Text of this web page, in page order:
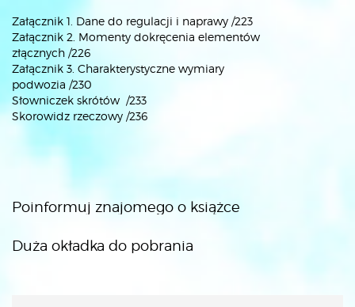
Załącznik 1. Dane do regulacji i naprawy /223
Załącznik 2. Momenty dokręcenia elementów
złącznych /226
Załącznik 3. Charakterystyczne wymiary
podwozia /230
Słowniczek skrótów /233
Skorowidz rzeczowy /236
Poinformuj znajomego o książce
Duża okładka do pobrania